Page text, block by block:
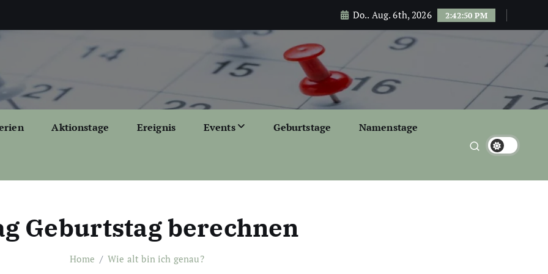
Do.. Aug. 6th, 2026 2:42:52 PM
Aktionstage Ereignis Events Geburtstage Namenstage
Geburtstag berechnen
Home Wie alt bin ich genau?